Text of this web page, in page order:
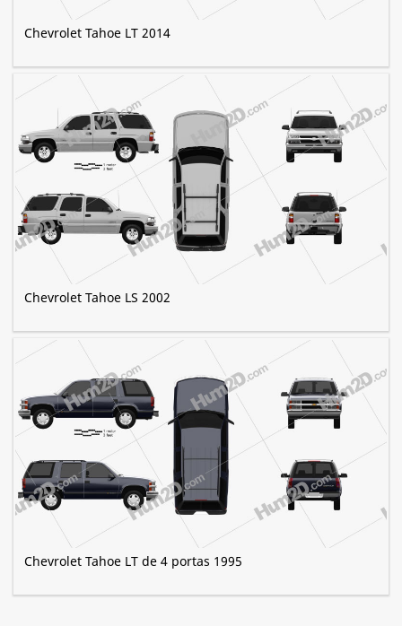
Chevrolet Tahoe LT 2014
Chevrolet Tahoe LS 2002
Chevrolet Tahoe LT de 4 portas 1995